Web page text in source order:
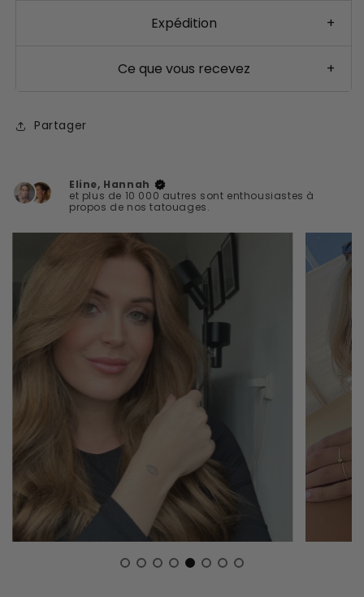
Expédition +
Ce que vous recevez +
Partager
Eline, Hannah
et plus de 10 000 autres sont enthousiastes à
propos de nos tatouages.